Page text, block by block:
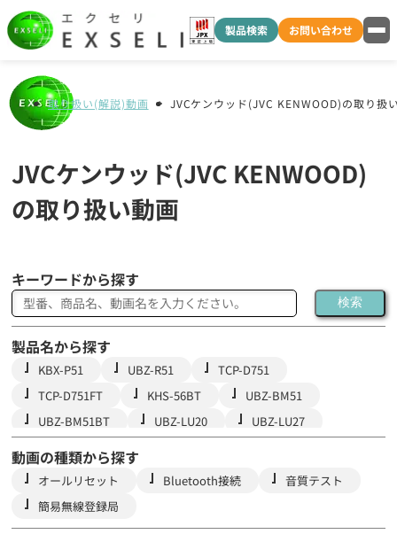
製品検索 お問い合わせ
取り扱い(解説)動画 JVCケンウッド(JVC KENWOOD)の取り扱
JVCケンウッド(JVC KENWOOD)
の取り扱い動画
キーワードから探す
検索
製品名から探す
KBX-P51 UBZ-R51
TCP-D751
TCP-D751FT
KHS-56BT
UBZ-BM51
UBZ-BM51BT
UBZ-LU20
UBZ-LU27
UBZ-LU27BT
TPZ-D563E
TPZ-D563BT
TPZ-D563BTE
TCP-D261E
TCP-D261BT
TCP-D561
TCP-D561BT
動画の種類から探す
オールリセット Bluetooth接続
音質テスト
簡易無線登録局